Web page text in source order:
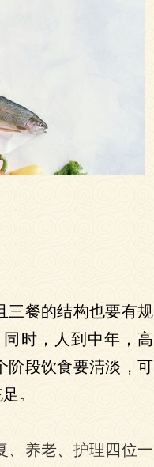
三餐的结构也要有规
时，人到中年，高
阶段饮食要清淡，可
。
、养老、护理四位一